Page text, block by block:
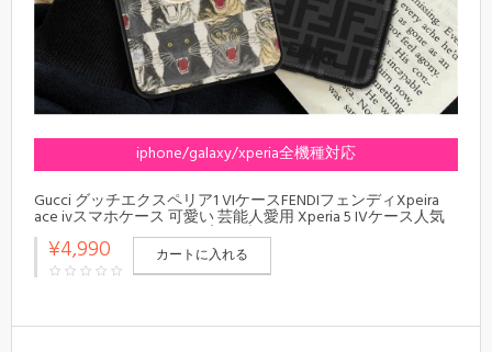
iphone/galaxy/xperia全機種対応
Gucci グッチエクスペリア1 VIケースFENDIフェンディXpeira
ace ivスマホケース 可愛い 芸能人愛用 Xperia 5 IVケース人気
GG Xperia 1/5/10iiiケース 高級ブランド
¥4,990 カートに入れる